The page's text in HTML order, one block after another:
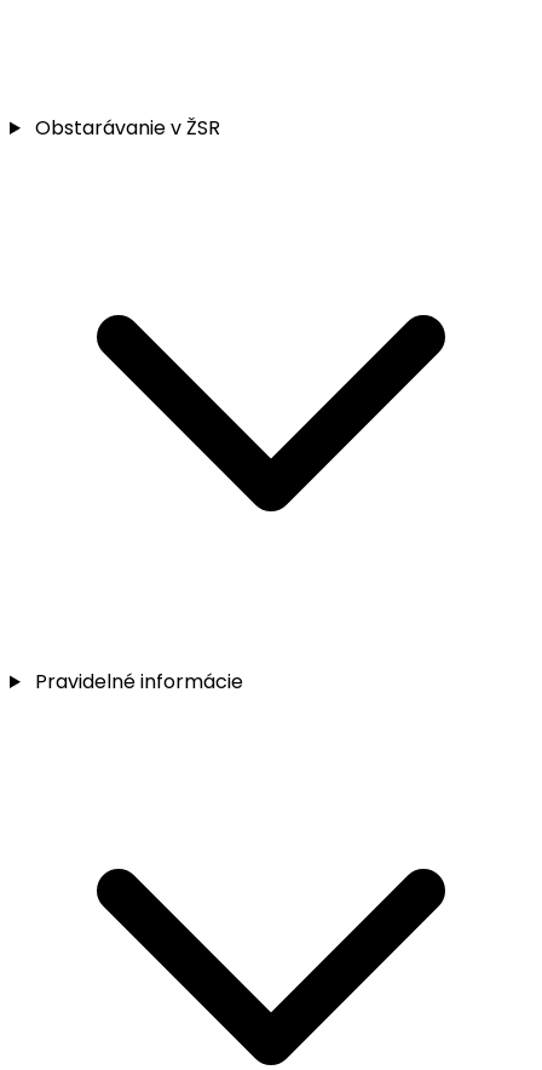
Obstarávanie v ŽSR
Pravidelné informácie